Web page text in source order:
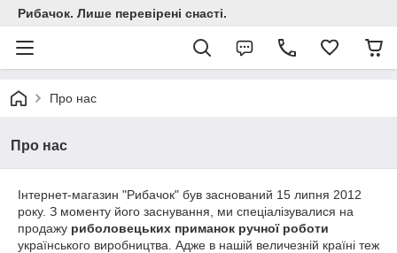
Рибачок. Лише перевірені снасті.
Про нас
Про нас
Інтернет-магазин "Рибачок" був заснований 15 липня 2012
року. З моменту його заснування, ми спеціалізувалися на
продажу риболовецьких приманок ручної роботи
українського виробництва. Адже в нашій величезній країні теж